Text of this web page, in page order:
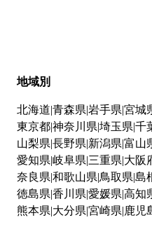
地域別
北海道 青森県 岩手県 宮城
東京都神奈川県 埼玉県 千
山梨県 長野県 新潟県 富山
愛知県 岐阜県 三重県 大阪
奈良県 和歌山県 鳥取県 島
徳島県 香川県 愛媛県 高知
熊本県 大分県 宮崎県 鹿児